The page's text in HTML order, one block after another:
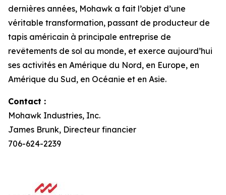
dernières années, Mohawk a fait l’objet d’une
véritable transformation, passant de producteur de
tapis américain à principale entreprise de
revêtements de sol au monde, et exerce aujourd’hui
ses activités en Amérique du Nord, en Europe, en
Amérique du Sud, en Océanie et en Asie.
Contact :
Mohawk Industries, Inc.
James Brunk, Directeur financier
706-624-2239